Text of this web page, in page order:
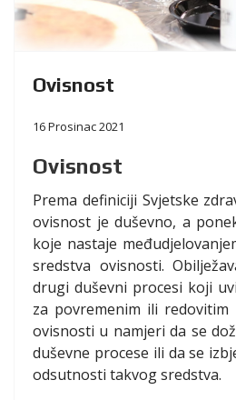
Ovisnost
16 Prosinac 2021
Ovisnost
Prema definiciji Svjetske
ovisnost je duševno, a
koje nastaje
sredstva ovisnosti.
drugi duševni procesi koji
za povremenim ili redovitim
ovisnosti u namjeri da se
duševne procese ili da se
odsutnosti takvog sredstva.